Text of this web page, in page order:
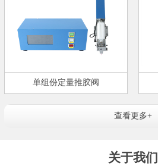
单组份定量推胶阀
查看更多+
关于我们